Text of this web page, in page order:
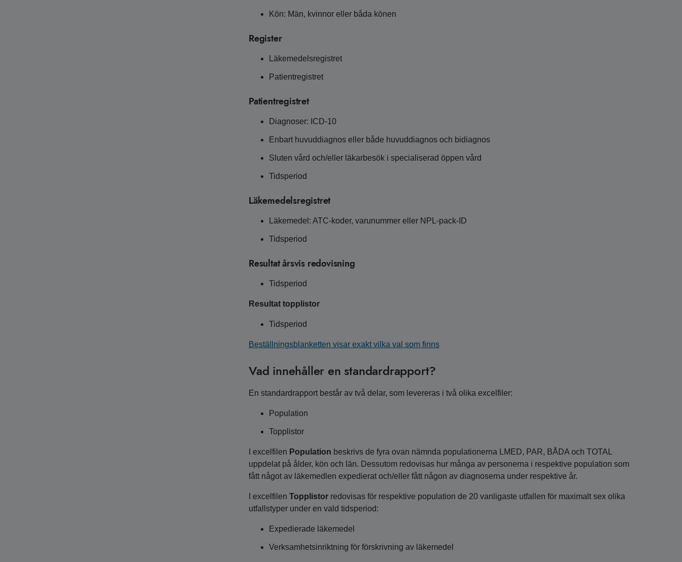
Kön: Män, kvinnor eller båda könen
Register
Läkemedelsregistret
Patientregistret
Patientregistret
Diagnoser: ICD-10
Enbart huvuddiagnos eller både huvuddiagnos och bidiagnos
Sluten vård och/eller läkarbesök i specialiserad öppen vård
Tidsperiod
Läkemedelsregistret
Läkemedel: ATC-koder, varunummer eller NPL-pack-ID
Tidsperiod
Resultat årsvis redovisning
Tidsperiod
Resultat topplistor
Tidsperiod
Beställningsblanketten visar exakt vilka val som finns
Vad innehåller en standardrapport?
En standardrapport består av två delar, som levereras i två olika excelfiler:
Population
Topplistor
I excelfilen Population beskrivs de fyra ovan nämnda populationerna LMED, PAR, BÅDA och TOTAL
uppdelat på ålder, kön och län. Dessutom redovisas hur många av personerna i respektive population som
fått något av läkemedlen expedierat och/eller fått någon av diagnoserna under respektive år.
I excelfilen Topplistor redovisas för respektive population de 20 vanligaste utfallen för maximalt sex olika
utfallstyper under en vald tidsperiod:
Expedierade läkemedel
Verksamhetsinriktning för förskrivning av läkemedel